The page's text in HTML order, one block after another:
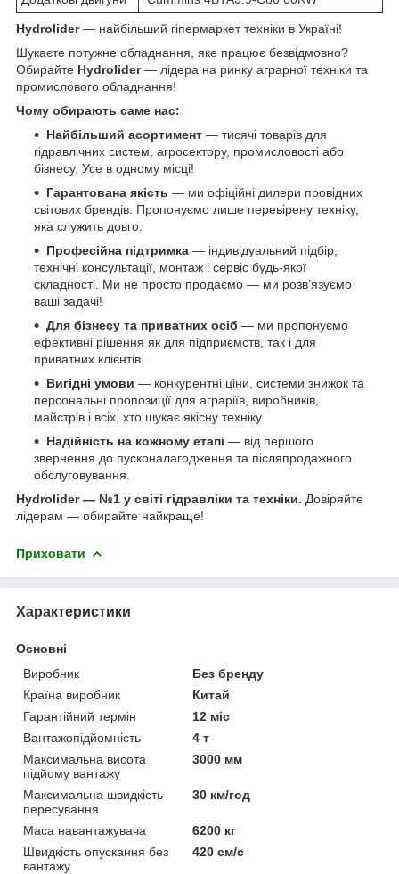
Hydrolider— найбільший гіпермаркет техніки в Україні!
Шукаєте потужне обладнання, яке працює безвідмовно?
Обирайте Hydrolider— лідера на ринку аграрної техніки та
промислового обладнання!
Чому обирають саме нас:
Найбільший асортимент — тисячі товарів для
гідравлічних систем, агросектору, промисловості або
бізнесу. Усе в одному місці!
Гарантована якість — ми офіційні дилери провідних
світових брендів. Пропонуємо лише перевірену техніку,
яка служить довго.
Професійна підтримка — індивідуальний підбір,
технічні консультації, монтаж і сервіс будь-якої
складності. Ми не просто продаємо — ми розв’язуємо
ваші задачі!
Для бізнесу та приватних осіб — ми пропонуємо
ефективні рішення як для підприємств, так і для
приватних клієнтів.
Вигідні умови — конкурентні ціни, системи знижок та
персональні пропозиції для аграріїв, виробників,
майстрів і всіх, хто шукає якісну техніку.
Надійність на кожному етапі — від першого
звернення до пусконалагодження та післяпродажного
обслуговування.
Hydrolider — №1 у світі гідравліки та техніки. Довіряйте
лідерам — обирайте найкраще!
Приховати
Характеристики
Основні
Виробник
Без бренду
Країна виробник
Китай
Гарантійний термін
12 міс
Вантажопідйомність
4 т
Максимальна висота
підйому вантажу
3000 мм
Максимальна швидкість
пересування
30 км/год
Маса навантажувача
6200 кг
Швидкість опускання без
вантажу
420 см/с